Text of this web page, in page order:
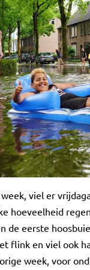
viel er
hoeveelheid
de eerste
flink en viel ook
week, voor